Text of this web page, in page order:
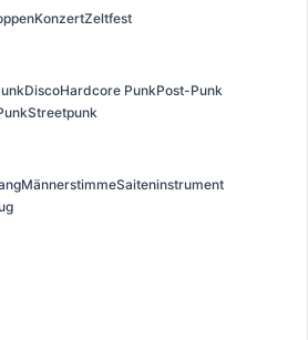
KonzertZeltfest
DiscoHardcore PunkPost-Punk
Streetpunk
MännerstimmeSaiteninstrument